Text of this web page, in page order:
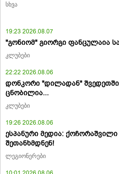
სხვა
19:23 2026.08.07
"გონიომ" გიორგი ფანცულაია
კლუბები
22:22 2026.08.06
დონკორი "დილადან"
ცნობილია...
კლუბები
19:26 2026.08.06
ესპანური მედია:
შეთანხმდნენ!
ლეგიონერები